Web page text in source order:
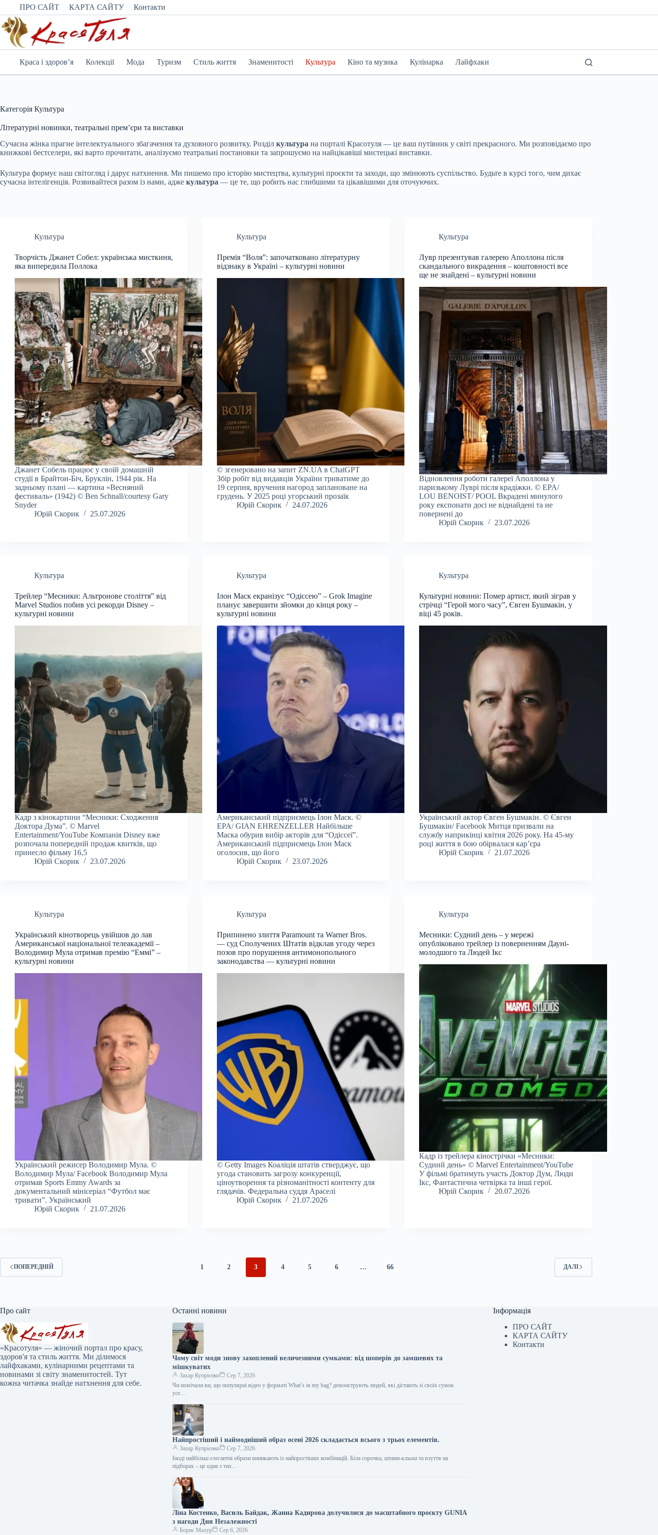
Перейти
вмісту
ПРО САЙТ КАРТА САЙТУ Контакти
Краса і здоров’я Колекції Мода Туризм Стиль життя Знаменитості Культура Кіно та музика Кулінарка Лайфхаки
Категорія Культура
Літературні новинки, театральні прем’єри та виставки
Сучасна жінка прагне інтелектуального збагачення та духовного розвитку. Розділ культура на порталі Красотуля — це ваш путівник у світі прекрасного. Ми розповідаємо про
книжкові бестселери, які варто прочитати, аналізуємо театральні постановки та запрошуємо на найцікавіші мистецькі виставки.
Культура формує наш світогляд і дарує натхнення. Ми пишемо про історію мистецтва, культурні проєкти та заходи, що змінюють суспільство. Будьте в курсі того, чим дихає
сучасна інтелігенція. Розвивайтеся разом із нами, адже культура — це те, що робить нас глибшими та цікавішими для оточуючих.
Культура
Творчість Джанет Собел: українська мисткиня,
яка випередила Поллока
Джанет Собель працює у своїй домашній
студії в Брайтон-Біч, Бруклін, 1944 рік. На
задньому плані — картина «Весняний
фестиваль» (1942) © Ben Schnall/courtesy Gary
Snyder
Юрій Скорик
25.07.2026
Культура
Премія “Воля”: започатковано літературну
відзнаку в Україні – культурні новини
© згенеровано на запит ZN.UA в ChatGPT
Збір робіт від видавців України триватиме до
19 серпня, вручення нагород заплановане на
грудень. У 2025 році угорський прозаїк
Юрій Скорик
24.07.2026
Культура
Лувр презентував галерею Аполлона після
скандального викрадення – коштовності все
ще не знайдені – культурні новини
Відновлення роботи галереї Аполлона у
паризькому Луврі після крадіжки. © EPA/
LOU BENOIST/ POOL Вкрадені минулого
року експонати досі не віднайдені та не
повернені до
Юрій Скорик
23.07.2026
Культура
Трейлер “Месники: Альтронове століття” від
Marvel Studios побив усі рекорди Disney –
культурні новини
Кадр з кінокартини “Месники: Сходження
Доктора Дума”. © Marvel
Entertainment/YouTube Компанія Disney вже
розпочала попередній продаж квитків, що
принесло фільму 16,5
Юрій Скорик
23.07.2026
Культура
Ілон Маск екранізує “Одіссею” – Grok Imagine
планує завершити зйомки до кінця року –
культурні новини
Американський підприємець Ілон Маск. ©
EPA/ GIAN EHRENZELLER Найбільше
Маска обурив вибір акторів для “Одіссеї”.
Американський підприємець Ілон Маск
оголосив, що його
Юрій Скорик
23.07.2026
Культура
Культурні новини: Помер артист, який зіграв у
стрічці “Герой мого часу”, Євген Бушмакін, у
віці 45 років.
Український актор Євген Бушмакін. © Євген
Бушмакін/ Facebook Митця призвали на
службу наприкінці квітня 2026 року. На 45-му
році життя в бою обірвалася кар’єра
Юрій Скорик
21.07.2026
Культура
Український кінотворець увійшов до лав
Американської національної телеакадемії –
Володимир Мула отримав премію “Еммі” –
культурні новини
Український режисер Володимир Мула. ©
Володимир Мула/ Facebook Володимир Мула
отримав Sports Emmy Awards за
документальний мінісеріал “Футбол має
тривати”. Український
Юрій Скорик
21.07.2026
Культура
Припинено злиття Paramount та Warner Bros.
— суд Сполучених Штатів відклав угоду через
позов про порушення антимонопольного
законодавства — культурні новини
© Getty Images Коаліція штатів стверджує, що
угода становить загрозу конкуренції,
ціноутворення та різноманітності контенту для
глядачів. Федеральна суддя Араселі
Юрій Скорик
21.07.2026
Культура
Месники: Судний день – у мережі
опубліковано трейлер із поверненням Дауні-
молодшого та Людей Ікс
Кадр із трейлера кінострічки «Месники:
Судний день» © Marvel Entertainment/YouTube
У фільмі братимуть участь Доктор Дум, Люди
Ікс, Фантастична четвірка та інші герої.
Юрій Скорик
20.07.2026
ПОПЕРЕДНІЙ 1 2 3 4 5 6 … 66 ДАЛІ
Про сайт
«Красотуля» — жіночий портал про красу,
здоров'я та стиль життя. Ми ділимося
лайфхаками, кулінарними рецептами та
новинами зі світу знаменитостей. Тут
кожна читачка знайде натхнення для себе.
Останні новини
Чому світ моди знову захоплений величезними сумками: від шоперів до замшевих та
мішкуватих
Захар Купрієнко
Сер 7, 2026
Чи помічали ви, що популярні відео у форматі What’s in my bag? демонструють людей, які дістають зі своїх сумок
усе…
Найпростіший і наймодніший образ осені 2026 складається всього з трьох елементів.
Захар Купрієнко
Сер 7, 2026
Іноді найбільш елегантні образи виникають із найпростіших комбінацій. Біла сорочка, штани-кльош та взуття на
підборах – це одна з тих…
Ліна Костенко, Василь Байдак, Жанна Кадирова долучилися до масштабного проєкту GUNIA
з нагоди Дня Незалежності
Борис Мазур Сер 6, 2026
Інформація
ПРО САЙТ
КАРТА САЙТУ
Контакти